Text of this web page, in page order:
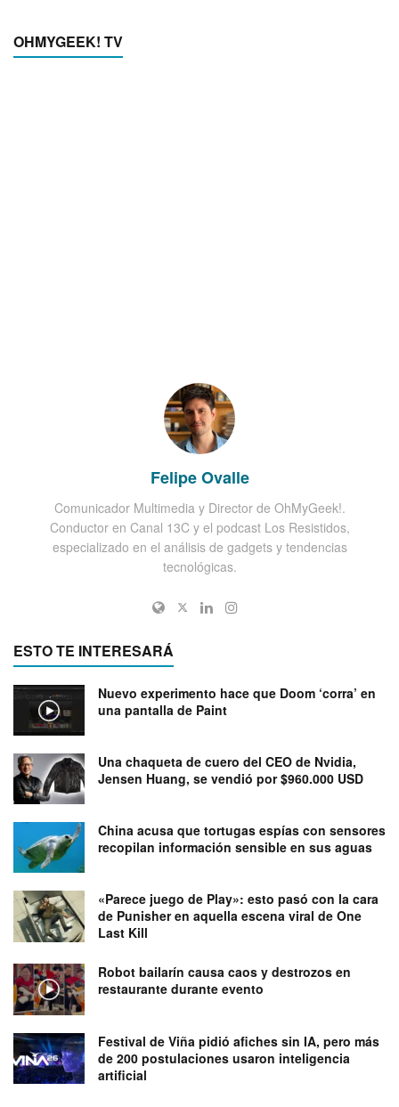
OHMYGEEK! TV
Felipe Ovalle
Comunicador Multimedia y Director de OhMyGeek!.
Conductor en Canal 13C y el podcast Los Resistidos,
especializado en el análisis de gadgets y tendencias
tecnológicas.
ESTO TE INTERESARÁ
Nuevo experimento hace que Doom ‘corra’ en
una pantalla de Paint
Una chaqueta de cuero del CEO de Nvidia,
Jensen Huang, se vendió por $960.000 USD
China acusa que tortugas espías con sensores
recopilan información sensible en sus aguas
«Parece juego de Play»: esto pasó con la cara
de Punisher en aquella escena viral de One
Last Kill
Robot bailarín causa caos y destrozos en
restaurante durante evento
Festival de Viña pidió afiches sin IA, pero más
de 200 postulaciones usaron inteligencia
artificial